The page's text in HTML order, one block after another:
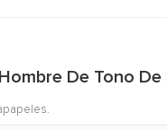
De Tono De